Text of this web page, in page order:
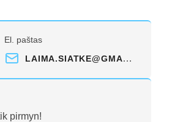
El. paštas
LAIMA.SIATKE@GMAIL.COM
pirmyn!